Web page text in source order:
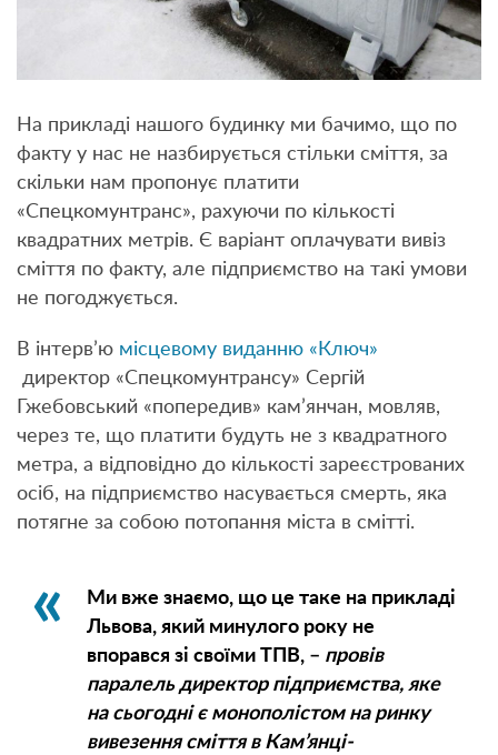
На прикладі нашого будинку ми бачимо, що по
факту у нас не назбирується стільки сміття, за
скільки нам пропонує платити
«Спецкомунтранс», рахуючи по кількості
квадратних метрів. Є варіант оплачувати вивіз
сміття по факту, але підприємство на такі умови
не погоджується.
В інтерв’ю місцевому виданню «Ключ»
директор «Спецкомунтрансу» Сергій
Гжебовський «попередив» кам’янчан, мовляв,
через те, що платити будуть не з квадратного
метра, а відповідно до кількості зареєстрованих
осіб, на підприємство насувається смерть, яка
потягне за собою потопання міста в смітті.
Ми вже знаємо, що це таке на прикладі
Львова, який минулого року не
впорався зі своїми ТПВ, – провів
паралель директор підприємства, яке
на сьогодні є монополістом на ринку
вивезення сміття в Кам’янці-